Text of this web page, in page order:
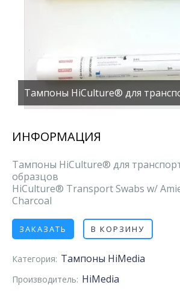
Тампоны HiCulture® для
ИНФОРМАЦИЯ
Тампоны HiCulture® для
образцов
HiCulture® Transport Swabs w/
Charcoal
ЗАКАЗАТЬ В КОРЗИНУ
Категория: Тампоны HiMedia
Производитель: HiMedia